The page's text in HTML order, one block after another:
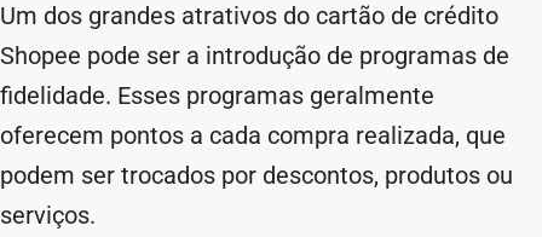
Um dos grandes atrativos do cartão de crédito
Shopee pode ser a introdução de programas de
fidelidade. Esses programas geralmente
oferecem pontos a cada compra realizada, que
podem ser trocados por descontos, produtos ou
serviços.